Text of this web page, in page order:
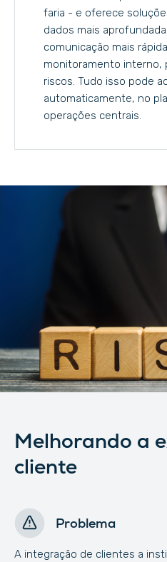
faria - e oferece
dados mais
comunicação mais
monitoramento interno,
riscos. Tudo isso pode
automaticamente, no
operações centrais.
Melhorando a
cliente
Problema
A integração de clientes a